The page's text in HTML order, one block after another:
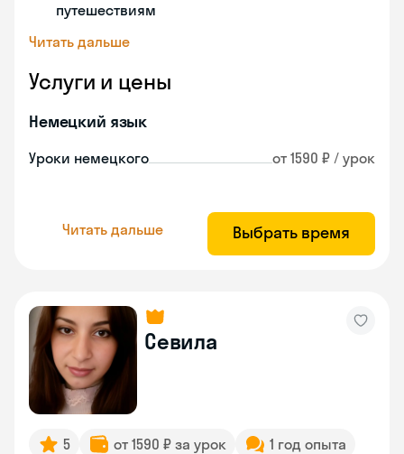
путешествиям
Читать дальше
Услуги и цены
Немецкий язык
Уроки немецкого от 1590 ₽ / урок
Читать дальше Выбрать время
Севила
5 от 1590 ₽ за урок
1 год опыта